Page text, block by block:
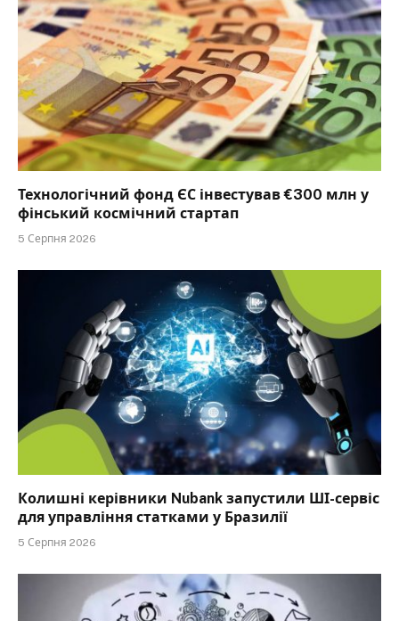
Технологічний фонд ЄС інвестував €300 млн у
фінський космічний стартап
5 Серпня 2026
Колишні керівники Nubank запустили ШІ-сервіс
для управління статками у Бразилії
5 Серпня 2026